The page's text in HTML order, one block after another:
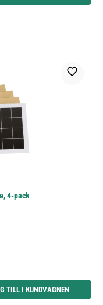
4-pack
för att öka eller minska kvantiteten.
TILL I KUNDVAGNEN